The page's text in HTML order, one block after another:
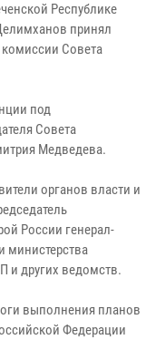
Республике
принял
Совета
под
Совета
Медведева.
органов власти и
России генерал-
министерства
и других ведомств.
выполнения планов
Федерации